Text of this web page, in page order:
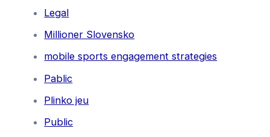
Legal
Millioner Slovensko
mobile sports engagement strategies
Pablic
Plinko jeu
Public